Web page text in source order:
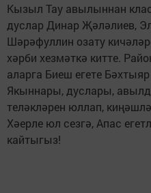
Кызыл Тау авылыннан
дуслар Динар Җәләлиев,
Шәрәфуллин озату
хәрби хезмәткә китте.
аларга Биеш егете
Якыннары, дуслары,
теләкләрен юллап,
Хәерле юл сезгә, Апас
кайтыгыз!